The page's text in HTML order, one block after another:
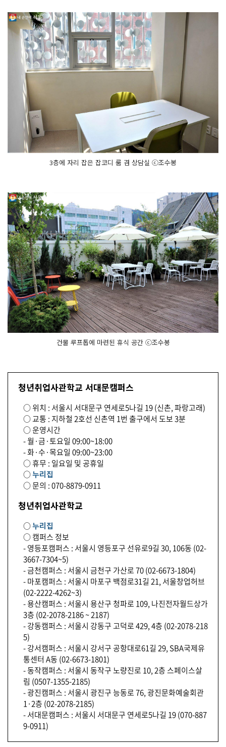
3층에 자리 잡은 잡코디 룸 겸 상담실 ⓒ조수봉
건물 루프톱에 마련된 휴식 공간 ⓒ조수봉
청년취업사관학교 서대문캠퍼스
○ 위치 : 서울시 서대문구 연세로5나길 19 (신촌, 파랑고래)
○ 교통 : 지하철 2호선 신촌역 1번 출구에서 도보 3분
○ 운영시간
- 월·금·토요일 09:00~18:00
- 화·수·목요일 09:00~23:00
○ 휴무 : 일요일 및 공휴일
○누리집
○ 문의 : 070-8879-0911
청년취업사관학교
○누리집
○ 캠퍼스 정보
- 영등포캠퍼스 : 서울시 영등포구 선유로9길 30, 106동 (02-
3667-7304~5)
- 금천캠퍼스 : 서울시 금천구 가산로 70 (02-6673-1804)
- 마포캠퍼스 : 서울시 마포구 백점로31길 21, 서울창업허브
(02-2222-4262~3)
- 용산캠퍼스 : 서울시 용산구 청파로 109, 나진전자월드상가
3층 (02-2078-2186 ~ 2187)
- 강동캠퍼스 : 서울시 강동구 고덕로 429, 4층 (02-2078-218
5)
- 강서캠퍼스 : 서울시 강서구 공항대로61길 29, SBA국제유
통센터 A동 (02-6673-1801)
- 동작캠퍼스 : 서울시 동작구 노량진로 10, 2층 스페이스살
림 (0507-1355-2185)
- 광진캠퍼스 : 서울시 광진구 능동로 76, 광진문화예술회관
1·2층 (02-2078-2185)
- 서대문캠퍼스 : 서울시 서대문구 연세로5나길 19 (070-887
9-0911)